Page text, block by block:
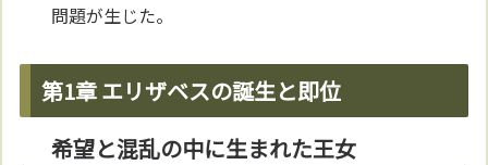
問題が生じた。
第1章 エリザベスの誕生と即位
希望と混乱の中に生まれた王女